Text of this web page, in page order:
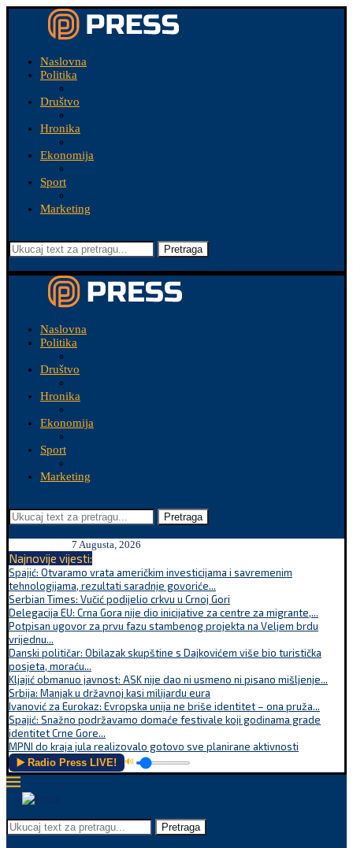
Naslovna
Politika
Društvo
Hronika
Ekonomija
Sport
Marketing
Pretraga
Naslovna
Politika
Društvo
Hronika
Ekonomija
Sport
Marketing
Pretraga
7 Augusta, 2026
Najnovije vijesti:
Spajić: Otvaramo vrata američkim investicijama i savremenim
tehnologijama, rezultati saradnje govoriće...
Serbian Times: Vučić podijelio crkvu u Crnoj Gori
Delegacija EU: Crna Gora nije dio inicijative za centre za migrante,...
Potpisan ugovor za prvu fazu stambenog projekta na Veljem brdu
vrijednu...
Danski političar: Obilazak skupštine s Dajkovićem više bio turistička
posjeta, moraću...
Kljajić obmanuo javnost: ASK nije dao ni usmeno ni pisano mišljenje...
Srbija: Manjak u državnoj kasi milijardu eura
Ivanović za Eurokaz: Evropska unija ne briše identitet – ona pruža...
Spajić: Snažno podržavamo domaće festivale koji godinama grade
identitet Crne Gore...
MPNI do kraja jula realizovalo gotovo sve planirane aktivnosti
▶️ Radio Press LIVE! 🔊
Pretraga